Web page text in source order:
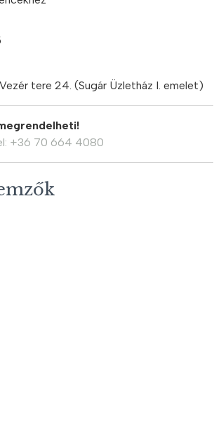
tere 24. (Sugár Üzletház I. emelet)
+36 70 664 4080